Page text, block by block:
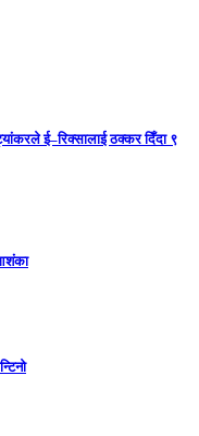
ई–रिक्सालाई ठक्कर दिँदा ९